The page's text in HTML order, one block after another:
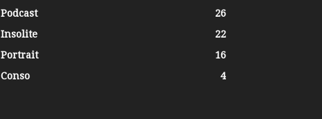
Podcast
26
Insolite
22
Portrait
16
Conso
4